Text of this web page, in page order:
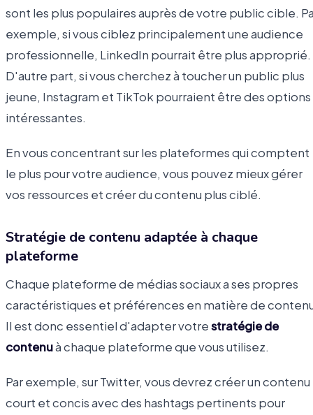
sont les plus populaires auprès de votre public cible.
exemple, si vous ciblez principalement une audience
professionnelle, LinkedIn pourrait être plus approprié.
D'autre part, si vous cherchez à toucher un public plus
jeune, Instagram et TikTok pourraient être des options
intéressantes.
En vous concentrant sur les plateformes qui comptent
le plus pour votre audience, vous pouvez mieux gérer
vos ressources et créer du contenu plus ciblé.
Stratégie de contenu adaptée à chaque
plateforme
Chaque plateforme de médias sociaux a ses propres
caractéristiques et préférences en matière de
Il est donc essentiel d'adapter votrestratégie de
contenuà chaque plateforme que vous utilisez.
Par exemple, sur Twitter, vous devrez créer un contenu
court et concis avec des hashtags pertinents pour